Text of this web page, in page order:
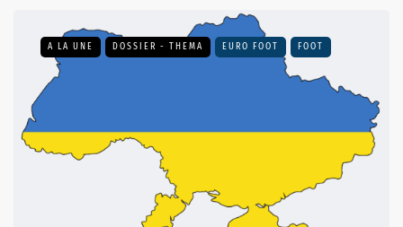
A LA UNE DOSSIER - THEMA EURO FOOT FOOT